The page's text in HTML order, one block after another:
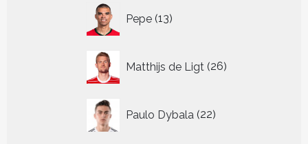
Pepe 13
producten
Matthijs de Ligt 26
producten
Paulo Dybala 22
producten